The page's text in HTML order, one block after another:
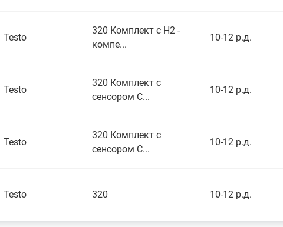
Testo
320 Комплект с H2 -
компе...
10-12 р.д.
Testo
320 Комплект с
сенсором С...
10-12 р.д.
Testo
320 Комплект с
сенсором С...
10-12 р.д.
Testo 320 10-12 р.д.